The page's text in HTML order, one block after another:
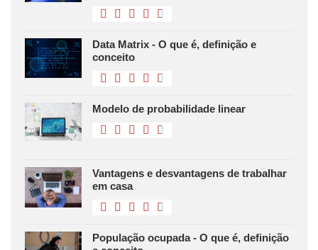
Data Matrix - O que é, definição e
conceito
Modelo de probabilidade linear
Vantagens e desvantagens de trabalhar
em casa
População ocupada - O que é, definição